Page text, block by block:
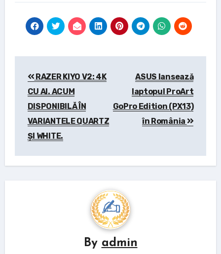
navigation
RAZER KIYO V2: 4K
CU AI. ACUM
DISPONIBILĂ ÎN
VARIANTELE QUARTZ
ȘI WHITE.
ASUS lansează
laptopul ProArt
GoPro Edition (PX13)
în România
By admin